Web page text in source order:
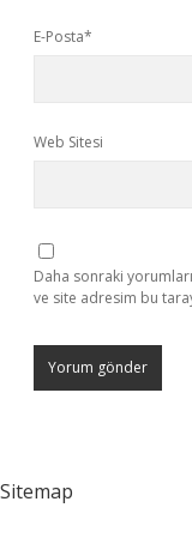
E-Posta*
Web Sitesi
Daha sonraki
ve site adresim bu
Sitemap